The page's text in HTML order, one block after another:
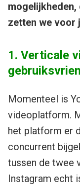
zetten we voor
1. Verticale
Momenteel is
videoplatform.
het platform er
concurrent
tussen de twee
Instagram echt